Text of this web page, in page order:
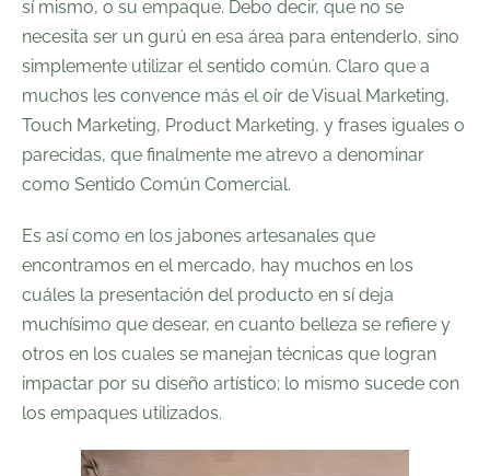
sí mismo, o su empaque. Debo decir, que no se
necesita ser un gurú en esa área para entenderlo, sino
simplemente utilizar el sentido común. Claro que a
muchos les convence más el oír de Visual Marketing,
Touch Marketing, Product Marketing, y frases iguales o
parecidas, que finalmente me atrevo a denominar
como Sentido Común Comercial.
Es así como en los jabones artesanales que
encontramos en el mercado, hay muchos en los
cuáles la presentación del producto en sí deja
muchísimo que desear, en cuanto belleza se refiere y
otros en los cuales se manejan técnicas que logran
impactar por su diseño artístico; lo mismo sucede con
los empaques utilizados.